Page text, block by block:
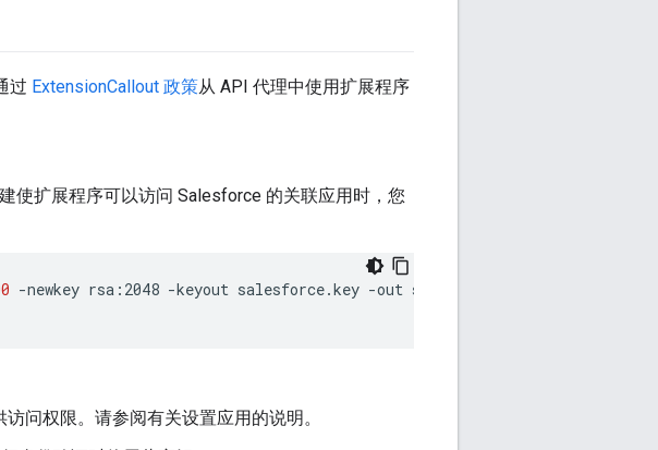
过 ExtensionCallout 政策从 API 代理中使用扩展程序
使扩展程序可以访问 Salesforce 的关联应用时，您
-newkey rsa:2048 -keyout salesforce.key -out salesforce.crt
问权限。请参阅有关设置应用的说明。